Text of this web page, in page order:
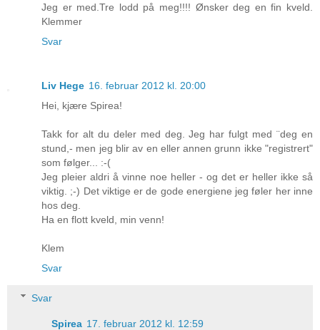
Jeg er med.Tre lodd på meg!!!! Ønsker deg en fin kveld.
Klemmer
Svar
Liv Hege 16. februar 2012 kl. 20:00
Hei, kjære Spirea!
Takk for alt du deler med deg. Jeg har fulgt med ¨deg en
stund,- men jeg blir av en eller annen grunn ikke "registrert"
som følger... :-(
Jeg pleier aldri å vinne noe heller - og det er heller ikke så
viktig. ;-) Det viktige er de gode energiene jeg føler her inne
hos deg.
Ha en flott kveld, min venn!
Klem
Svar
Svar
Spirea 17. februar 2012 kl. 12:59